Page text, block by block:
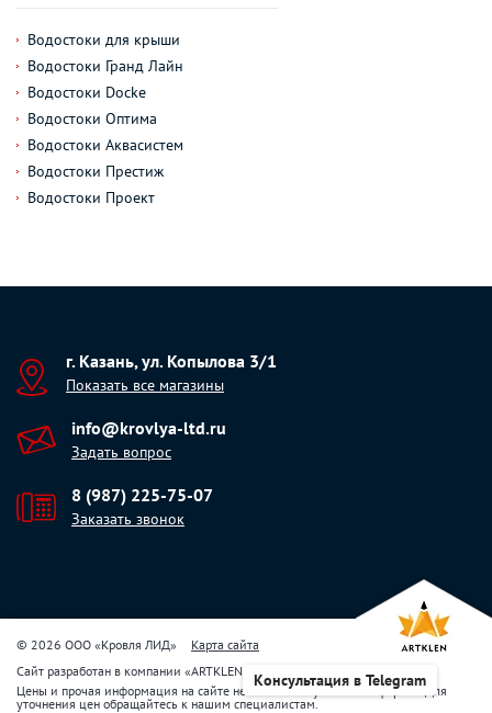
Водостоки для крыши
Водостоки Гранд Лайн
Водостоки Docke
Водостоки Оптима
Водостоки Аквасистем
Водостоки Престиж
Водостоки Проект
г. Казань, ул. Копылова 3/1
Показать все магазины
info@krovlya-ltd.ru
Задать вопрос
8 (987) 225-75-07
Заказать звонок
© 2026 ООО «Кровля ЛИД»
Карта сайта
Сайт разработан в компании «ARTKLEN
Цены и прочая информация на сайте не являются публичной офертой. Для
уточнения цен обращайтесь к нашим специалистам.
Консультация в Telegram